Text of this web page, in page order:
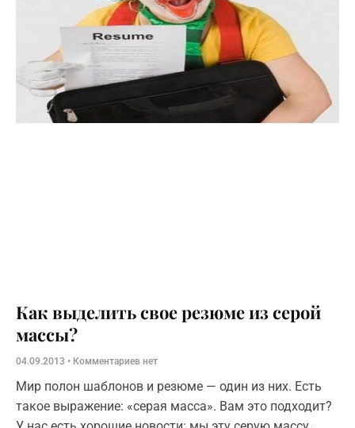
Как выделить свое резюме из серой
массы?
04.09.2013 Комментариев нет
Мир полон шаблонов и резюме — один из них. Есть
такое выражение: «серая масса». Вам это подходит?